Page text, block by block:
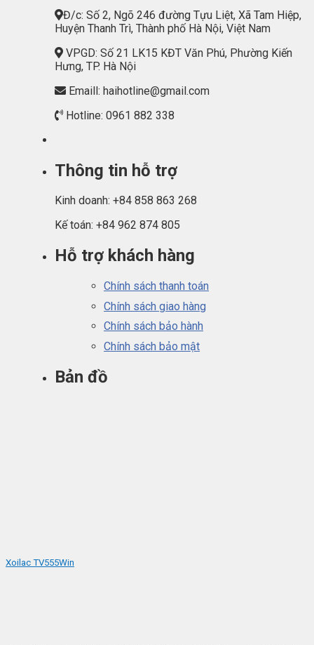
Đ/c: Số 2, Ngõ 246 đường Tựu Liệt, Xã Tam Hiệp,
Huyện Thanh Trì, Thành phố Hà Nội, Việt Nam
VPGD: Số 21 LK15 KĐT Văn Phú, Phường Kiến
Hưng, TP. Hà Nội
Emaill: haihotline@gmail.com
Hotline: 0961 882 338
Thông tin hỗ trợ
Kinh doanh: +84 858 863 268
Kế toán: +84 962 874 805
Hỗ trợ khách hàng
Chính sách thanh toán
Chính sách giao hàng
Chính sách bảo hành
Chính sách bảo mật
Bản đồ
Xoilac TV555Win